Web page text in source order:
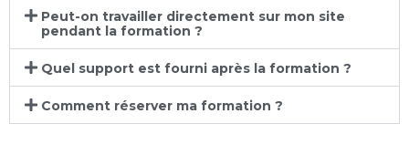
Peut-on travailler directement sur mon site
pendant la formation ?
Quel support est fourni après la formation ?
Comment réserver ma formation ?